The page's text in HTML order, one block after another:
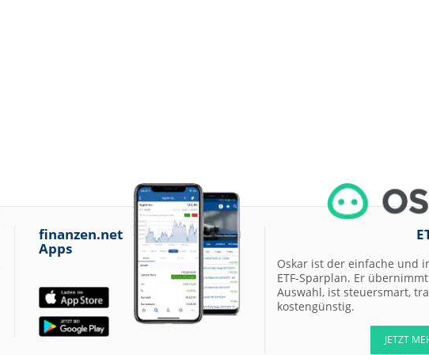
07.08.26
Merck Kaufen
Kontron Kaufen
07.08.26
Daimler Truck
07.08.26
Airbus Hold
Münchener
finanzen.net
Apps
Oskar ist der einfache und
ETF-Sparplan. Er übernimmt
Auswahl, ist steuersmart,
kostengünstig.
JETZT